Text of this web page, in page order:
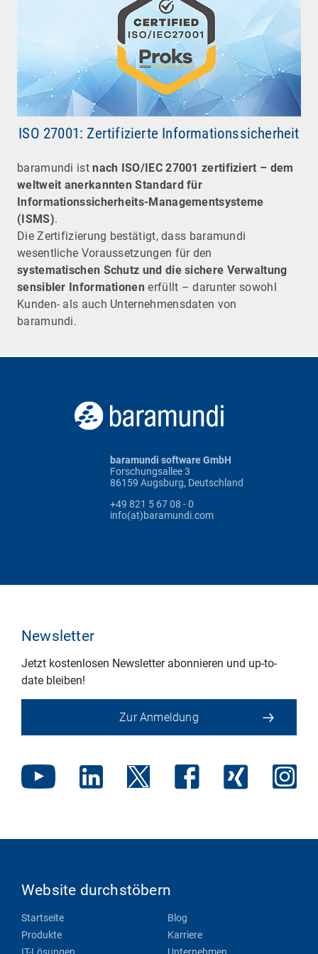
ISO 27001: Zertifizierte Informationssicherheit
baramundi istnach ISO/IEC 27001 zertifiziert – dem
weltweit anerkannten Standard für
Informationssicherheits-Managementsysteme
(ISMS).
Die Zertifizierung bestätigt, dass baramundi
wesentliche Voraussetzungen für den
systematischen Schutz und die sichere Verwaltung
sensibler Informationen erfüllt – darunter sowohl
Kunden- als auch Unternehmensdaten von
baramundi.
baramundi software GmbH
Forschungsallee 3
86159 Augsburg, Deutschland
+49 821 5 67 08 - 0
info(at)baramundi.com
Newsletter
Jetzt kostenlosen Newsletter abonnieren und up-to-
date bleiben!
Zur Anmeldung
Website durchstöbern
Startseite
Produkte
Blog
Karriere